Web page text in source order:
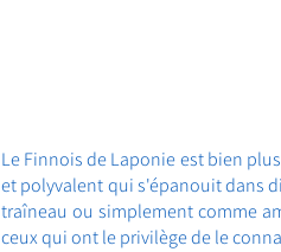
Le Finnois de Laponie est bien
et polyvalent qui s'épanouit dans
traîneau ou simplement comme
ceux qui ont le privilège de le